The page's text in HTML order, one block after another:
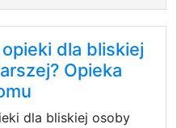
dla bliskiej
Opieka
dla bliskiej osoby